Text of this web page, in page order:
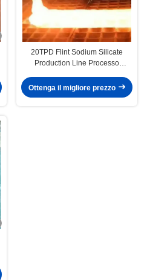
20TPD Flint Sodium Silicate
Production Line Processo
Ottenga il migliore prezzo